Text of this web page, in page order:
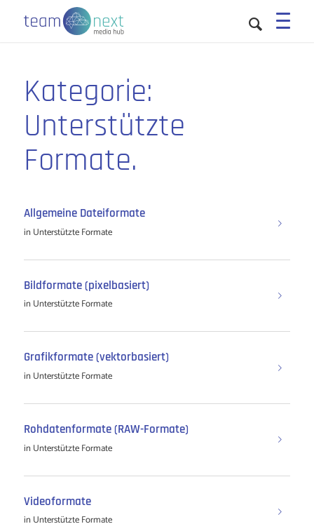
Sie sind hier: Startseite / Unterstützte Formate
Kategorie:
Unterstützte
Formate.
Allgemeine Dateiformate
in Unterstützte Formate
Bildformate (pixelbasiert)
in Unterstützte Formate
Grafikformate (vektorbasiert)
in Unterstützte Formate
Rohdatenformate (RAW-Formate)
in Unterstützte Formate
Videoformate
in Unterstützte Formate